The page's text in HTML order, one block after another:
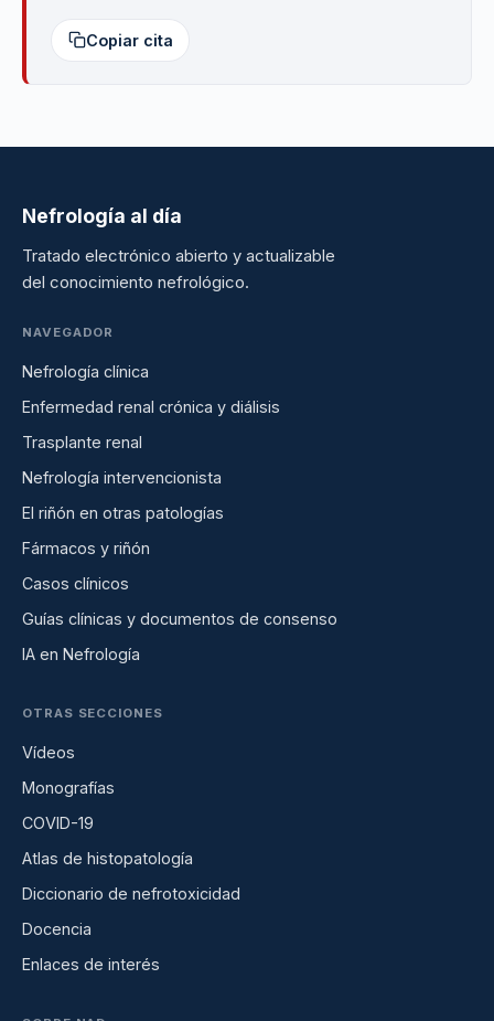
Copiar cita
Nefrología al día
Tratado electrónico abierto y actualizable
del conocimiento nefrológico.
NAVEGADOR
Nefrología clínica
Enfermedad renal crónica y diálisis
Trasplante renal
Nefrología intervencionista
El riñón en otras patologías
Fármacos y riñón
Casos clínicos
Guías clínicas y documentos de consenso
IA en Nefrología
OTRAS SECCIONES
Vídeos
Monografías
COVID-19
Atlas de histopatología
Diccionario de nefrotoxicidad
Docencia
Enlaces de interés